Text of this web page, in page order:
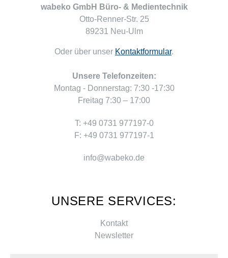
wabeko GmbH Büro- & Medientechnik
Otto-Renner-Str. 25
89231 Neu-Ulm
Oder über unser Kontaktformular.
Unsere Telefonzeiten:
Montag - Donnerstag: 7:30 -17:30
Freitag 7:30 – 17:00
T: +49 0731 977197-0
F: +49 0731 977197-1
info@wabeko.de
UNSERE SERVICES:
Kontakt
Newsletter